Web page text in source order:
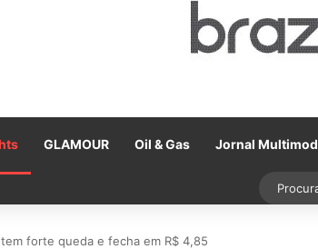
GLAMOUR Oil & Gas Jornal
tem forte queda e fecha em R$ 4,85